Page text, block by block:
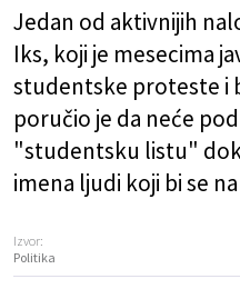
Jedan od aktivnijih
Iks, koji je mesecima
studentske proteste i
poručio je da neće
"studentsku listu"
imena ljudi koji bi se
Izvor:
Politika